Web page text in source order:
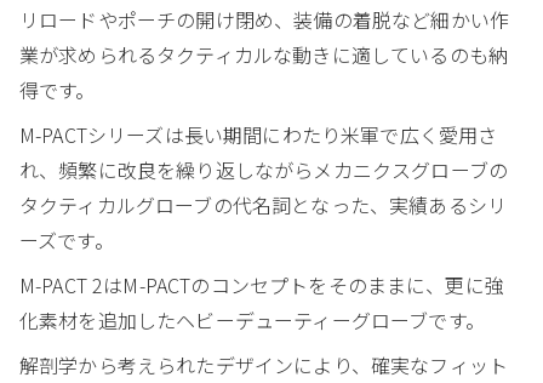
リロードやポーチの開け閉め、装備の着脱など細かい作
業が求められるタクティカルな動きに適しているのも納
得です。
M-PACTシリーズは長い期間にわたり米軍で広く愛用さ
れ、頻繁に改良を繰り返しながらメカニクスグローブの
タクティカルグローブの代名詞となった、実績あるシリ
ーズです。
M-PACT 2はM-PACTのコンセプトをそのままに、更に強
化素材を追加したヘビーデューティーグローブです。
解剖学から考えられたデザインにより、確実なフィット